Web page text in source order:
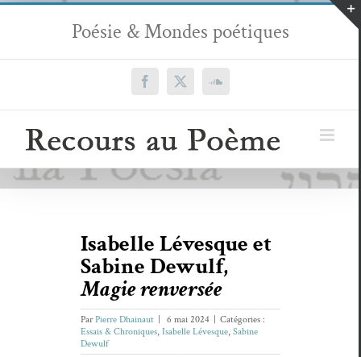
Passer
contenu
Poésie & Mondes poétiques
Facebook
X SoundCloud
Isabelle Lévesque et
Sabine Dewulf,
Magie renversée
ParPierre Dhainaut 6 mai 2024
Catégories :
Essais & Chroniques, Isabelle Lévesque, Sabine
Dewulf